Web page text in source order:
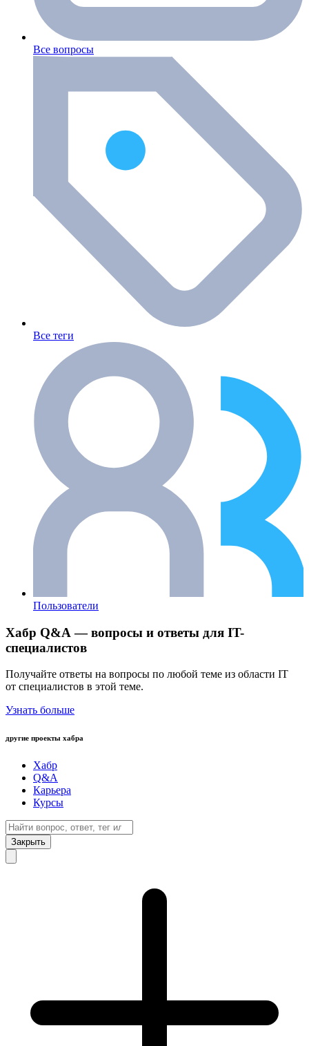
Все вопросы
Все теги
Пользователи
Хабр Q&A — вопросы и ответы для IT-
специалистов
Получайте ответы на вопросы по любой теме из области IT
от специалистов в этой теме.
Узнать больше
другие проекты хабра
Хабр
Q&A
Карьера
Курсы
Закрыть